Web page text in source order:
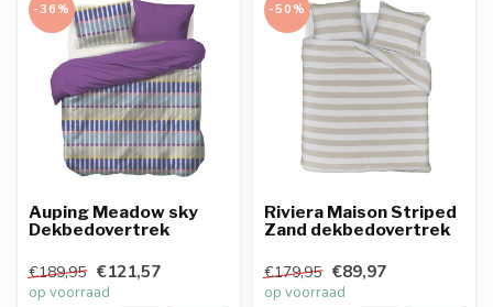
-36%
Auping Meadow sky
Dekbedovertrek
€189,95 €121,57
op voorraad
-50%
Riviera Maison Striped
Zand dekbedovertrek
€179,95 €89,97
op voorraad